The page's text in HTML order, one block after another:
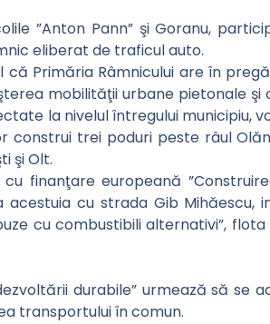
”Anton Pann” şi Goranu,
eliberat de traficul auto.
Primăria Râmnicului are în
mobilităţii urbane pietonale
la nivelul întregului
construi trei poduri peste râul
şi Olt.
finanţare europeană
acestuia cu strada Gib
cu combustibili alternativi”,
durabile” urmează să
transportului în comun.